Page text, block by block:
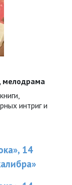
мелодрама
интриг и
14